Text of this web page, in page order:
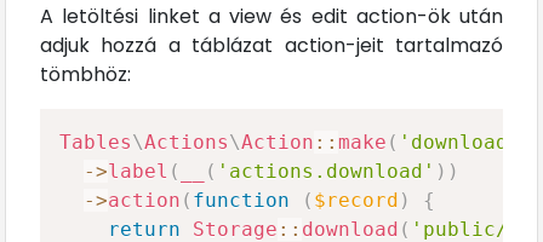
A letöltési linket a view és edit action-ök után
adjuk hozzá a táblázat action-jeit tartalmazó
tömbhöz:
Tables\Actions\Action :: make ( 'download'
->label ( ( 'actions.download' ) )
->action ( function ( $record )
{
return
Storage :: download ( 'public/'